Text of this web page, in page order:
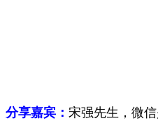
分享嘉宾： 宋强先生，微